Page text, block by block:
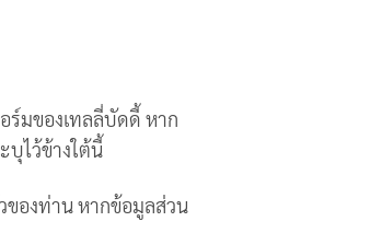
ร์มของเทลลี่บัดดี้ หาก
ไว้ข้างใต้นี้
ของท่าน หากข้อมูลส่วน